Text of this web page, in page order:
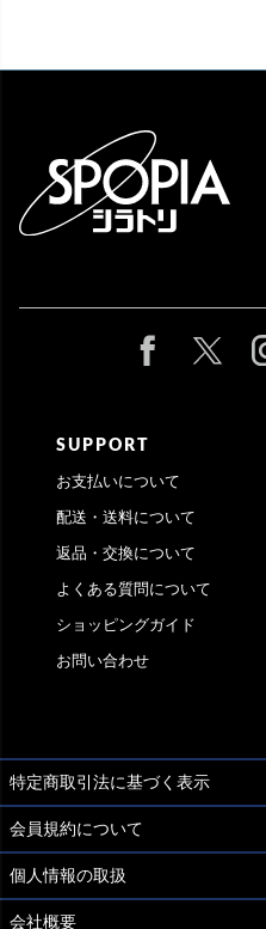
SUPPORT
お支払いについて
配送・送料について
返品・交換について
よくある質問について
ショッピングガイド
お問い合わせ
特定商取引法に基づく表示
会員規約について
個人情報の取扱
会社概要